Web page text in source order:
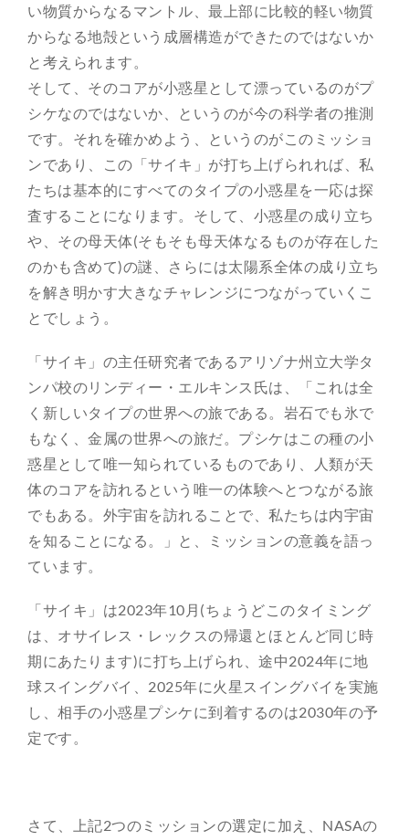
い物質からなるマントル、最上部に比較的軽い物質
からなる地殻という成層構造ができたのではないか
と考えられます。
そして、そのコアが小惑星として漂っているのがプ
シケなのではないか、というのが今の科学者の推測
です。それを確かめよう、というのがこのミッショ
ンであり、この「サイキ」が打ち上げられれば、私
たちは基本的にすべてのタイプの小惑星を一応は探
査することになります。そして、小惑星の成り立ち
や、その母天体(そもそも母天体なるものが存在した
のかも含めて)の謎、さらには太陽系全体の成り立ち
を解き明かす大きなチャレンジにつながっていくこ
とでしょう。
「サイキ」の主任研究者であるアリゾナ州立大学タ
ンパ校のリンディー・エルキンス氏は、「これは全
く新しいタイプの世界への旅である。岩石でも氷で
もなく、金属の世界への旅だ。プシケはこの種の小
惑星として唯一知られているものであり、人類が天
体のコアを訪れるという唯一の体験へとつながる旅
でもある。外宇宙を訪れることで、私たちは内宇宙
を知ることになる。」と、ミッションの意義を語っ
ています。
「サイキ」は2023年10月(ちょうどこのタイミング
は、オサイレス・レックスの帰還とほとんど同じ時
期にあたります)に打ち上げられ、途中2024年に地
球スイングバイ、2025年に火星スイングバイを実施
し、相手の小惑星プシケに到着するのは2030年の予
定です。
さて、上記2つのミッションの選定に加え、NASAの